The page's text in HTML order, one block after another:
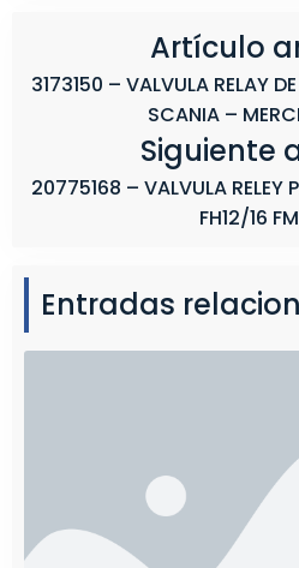
Artículo
3173150 – VALVULA RELAY
SCANIA –
Siguiente
20775168 – VALVULA RELEY
FH12/16
Entradas